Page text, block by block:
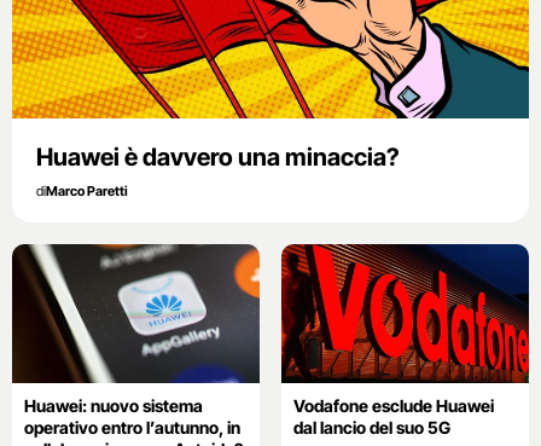
Huawei è davvero una minaccia?
diMarco Paretti
Huawei: nuovo sistema
operativo entro l’autunno, in
Vodafone esclude Huawei
dal lancio del suo 5G